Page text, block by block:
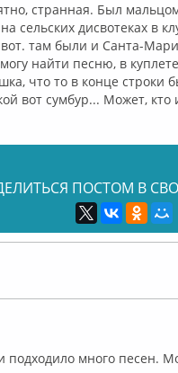
странная. Был
сельских дисвотеках в
там были и Санта-
найти песню, в
что то в конце
вот сумбур... Может,
ПОСТОМ В
подходило много песен.